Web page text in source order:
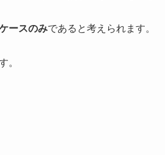
ースのみであると考えられます。
。